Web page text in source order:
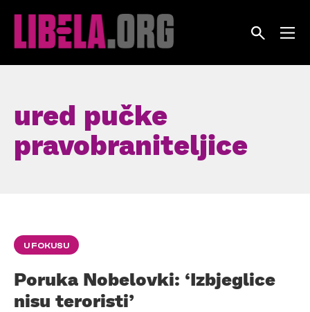
ured pučke
pravobraniteljice
U FOKUSU
Poruka Nobelovki: ‘Izbjeglice
nisu teroristi’